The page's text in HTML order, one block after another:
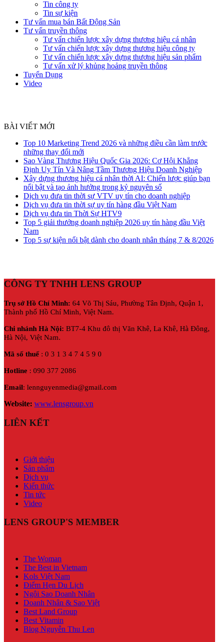
Tin công ty
Tin sự kiện
Tư vấn mua bán Bất Động Sản
Tư vấn truyền thông
Tư vấn chiến lược xây dựng thương hiệu cá nhân
Tư vấn chiến lược xây dựng thương hiệu công ty
Tư vấn chiến lược xây dựng thương hiệu sản phẩm
Tư vấn xử lý khủng hoảng truyền thông
Tuyển Dụng
Video
BÀI VIẾT MỚI
Top 10 Marketing Trend 2026 và những điều cần làm trước
những thay đổi mới
Sao Vàng Thương Hiệu Quốc Gia 2026: Cơ Hội Khẳng
Định Uy Tín Và Nâng Tầm Thương Hiệu Doanh Nghiệp
Xây dựng thương hiệu cá nhân thời AI: Chiến lược giúp bạn
nổi bật và tạo ảnh hưởng trong kỷ nguyên số
Dịch vụ đưa tin thời sự VTV uy tín cho doanh nghiệp
Dịch vụ đưa tin thời sự uy tín hàng đầu Việt Nam
Dịch vụ đưa tin Thời Sự HTV9
Top 5 giải thưởng doanh nghiệp 2026 uy tín hàng đầu Việt
Nam
Top 5 sự kiện nổi bật dành cho doanh nhân tháng 7 & 8/2026
CÔNG TY TNHH LENS GROUP
Trụ sở Hồ Chí Minh: 64 Võ Thị Sáu, Phường Tân Định, Quận 1,
Thành phố Hồ Chí Minh, Việt Nam.
Chi nhánh Hà Nội: BT7-4 Khu đô thị Văn Khê, La Khê, Hà Đông,
Hà Nội, Việt Nam.
Mã số thuế: 0 3 1 3 4 7 4 5 9 0
Hotline : 090 377 2086
Email: lennguyenmedia@gmail.com
Website: www.lensgroup.vn
LIÊN KẾT
Giới thiệu
Sản phẩm
Dịch vụ
Kiến thức
Tin tức
Video
LENS GROUP'S MEMBER
The Woman
The Best in Vietnam
Kols Việt Nam
Điểm Hẹn Du Lịch
Ngôi Sao Doanh Nhân
Doanh Nhân & Sao Việt
Best Land Group
Best Vitamin
Blog Nguyễn Thu Len